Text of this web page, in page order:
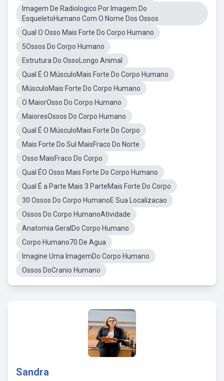
Imagem De Radiologico Por Imagem Do
EsqueletoHumano Com O Nome Dos Ossos
Qual O Osso Mais Forte Do Corpo Humano
5Ossos Do Corpo Humano
Estrutura Do OssoLongo Animal
Qual É O MúsculoMais Forte Do Corpo Humano
MúsculoMais Forte Do Corpo Humano
O MaiorOsso Do Corpo Humano
MaioresOssos Do Corpo Humano
Qual É O MúsculoMais Forte Do Corpo
Mais Forte Do Sul MaisFraco Do Norte
Osso MaisFraco Do Corpo
Qual ÉO Osso Mais Forte Do Corpo Humano
Qual É a Parte Mais 3 ParteMais Forte Do Corpo
30 Ossos Do Corpo HumanoE Sua Localizacao
Ossos Do Corpo HumanoAtividade
Anatomia GeralDo Corpo Humano
Corpo Humano70 De Agua
Imagine Uma ImagemDo Corpo Humano
Ossos DoCranio Humano
Sandra